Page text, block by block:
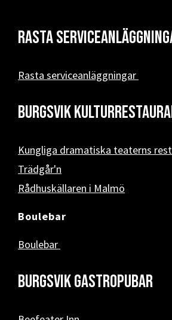
Rasta
Rasta serviceanläggningar
Burgsvik
Kungliga dramatiska teaterns
Trädgår'n
Rådhuskällaren i Malmö
Boulebar
Boulebar
Burgsvik Gastropubar